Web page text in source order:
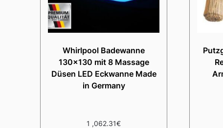
Whirlpool Badewanne
130×130 mit 8 Massage
Düsen LED Eckwanne Made
in Germany
1 ,062.31€